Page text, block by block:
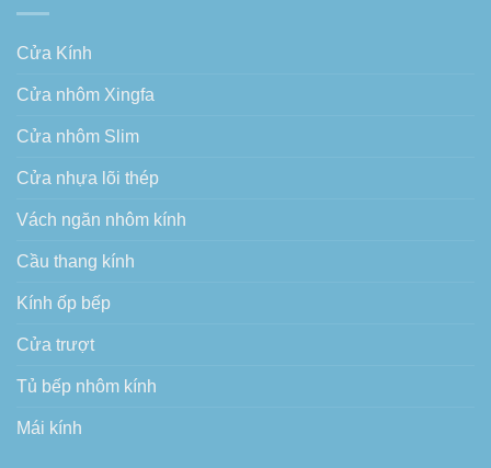
Cửa Kính
Cửa nhôm Xingfa
Cửa nhôm Slim
Cửa nhựa lõi thép
Vách ngăn nhôm kính
Cầu thang kính
Kính ốp bếp
Cửa trượt
Tủ bếp nhôm kính
Mái kính